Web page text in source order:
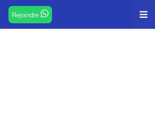
Rejoindre